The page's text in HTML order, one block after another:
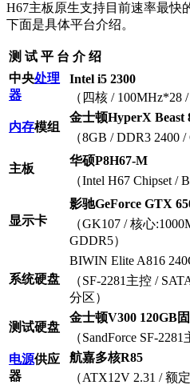
H67主板原生支持目前速率最快
下面是具体平台介绍。
测 试 平 台 介 绍
中央处理
器
Intel i5 2300
（四核 / 100MHz*28
内存模组
金士顿HyperX Beast
（8GB / DDR3 2400 /
主板
华硕P8H67-M
（Intel H67 Chipset /
显示卡
影驰GeForce GTX
（GK107 / 核心
GDDR5）
系统硬盘
BIWIN Elite A816
（SF-2281主控 /
分区）
测试硬盘
金士顿V300 120GB
（SandForce SF-
电源供应
器
航嘉多核R85
（ATX12V 2.31 / 额定